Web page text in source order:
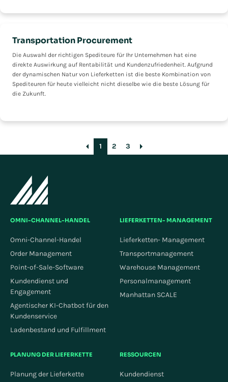
Transportation Procurement
Die Auswahl der richtigen Spediteure für Ihr Unternehmen hat eine
direkte Auswirkung auf Rentabilität und Kundenzufriedenheit. Aufgrund
der dynamischen Natur von Lieferketten ist die beste Kombination von
Spediteuren für heute vielleicht nicht dieselbe wie die beste Lösung für
die Zukunft.
1 2 3
OMNI-CHANNEL-HANDEL
Omni-Channel-Handel
Order Management
Point-of-Sale-Software
Kundendienst und
Engagement
Agentischer KI-Chatbot für den
Kundenservice
Ladenbestand und Fulfillment
LIEFERKETTEN- MANAGEMENT
Lieferketten- Management
Transportmanagement
Warehouse Management
Personalmanagement
Manhattan SCALE
PLANUNG DER LIEFERKETTE
Planung der Lieferkette
RESSOURCEN
Kundendienst